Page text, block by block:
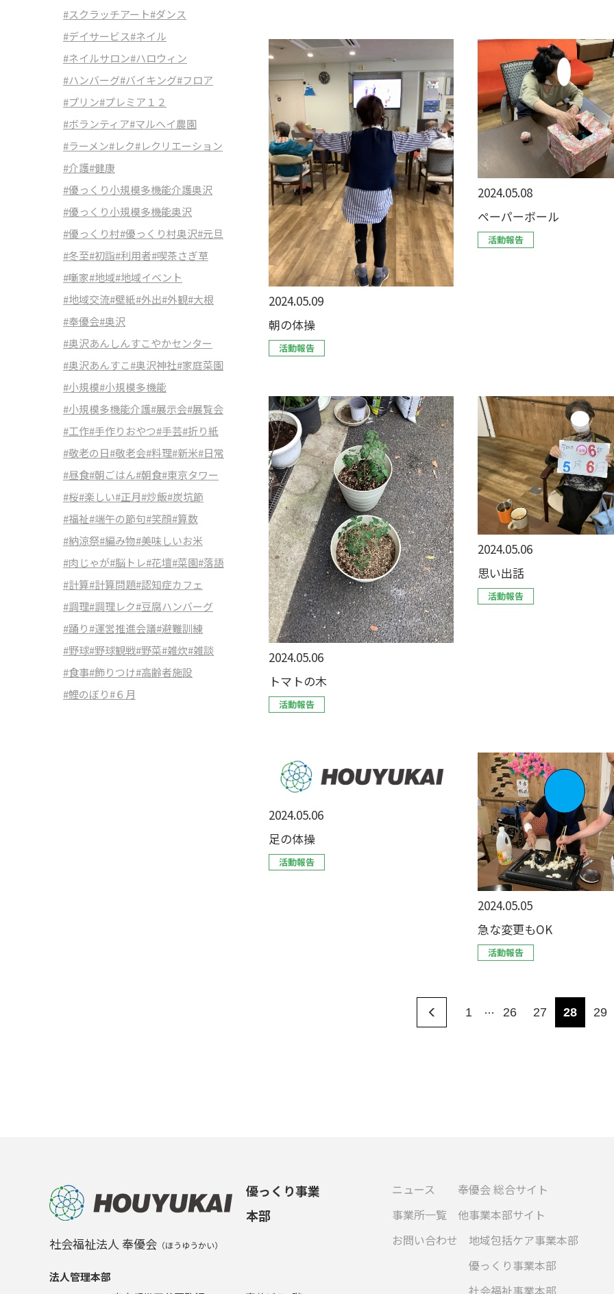
2024.05.09
朝の体操
活動報告
2024.05.08
ペーパーボール
活動報告
2024.05.06
トマトの木
活動報告
2024.05.06
思い出話
活動報告
2024.05.06
足の体操
活動報告
2024.05.05
急な変更もOK
活動報告
1 … 26 27 28 29
#スクラッチアート#ダンス
#デイサービス#ネイル
#ネイルサロン#ハロウィン
#ハンバーグ#バイキング#フロア
#プリン#プレミア１２
#ボランティア#マルヘイ農園
#ラーメン#レク#レクリエーション
#介護#健康
#優っくり小規模多機能介護奥沢
#優っくり小規模多機能奥沢
#優っくり村#優っくり村奥沢#元旦
#冬至#初詣#利用者#喫茶さぎ草
#噺家#地域#地域イベント
#地域交流#壁紙#外出#外観#大根
#奉優会#奥沢
#奥沢あんしんすこやかセンター
#奥沢あんすこ#奥沢神社#家庭菜園
#小規模#小規模多機能
#小規模多機能介護#展示会#展覧会
#工作#手作りおやつ#手芸#折り紙
#敬老の日#敬老会#料理#新米#日常
#昼食#朝ごはん#朝食#東京タワー
#桜#楽しい#正月#炒飯#炭坑節
#福祉#端午の節句#笑顔#算数
#納涼祭#編み物#美味しいお米
#肉じゃが#脳トレ#花壇#菜園#落語
#計算#計算問題#認知症カフェ
#調理#調理レク#豆腐ハンバーグ
#踊り#運営推進会議#避難訓練
#野球#野球観戦#野菜#雑炊#雑談
#食事#飾りつけ#高齢者施設
#鯉のぼり#６月
優っくり事業
本部
社会福祉法人 奉優会 （ほうゆうかい）
法人管理本部
ニュース
事業所一覧
お問い合わせ
奉優会 総合サイト
他事業本部サイト
地域包括ケア事業本部
優っくり事業本部
社会福祉事業本部